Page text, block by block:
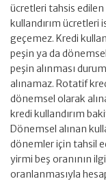
ücretleri tahsis
kullandırım ücretleri
geçemez. Kredi
peşin ya da
peşin alınması
alınamaz. Rotatif
dönemsel olarak
kredi kullandırım
Dönemsel alınan
dönemler için tahsil
yirmi beş oranının
oranlanmasıyla